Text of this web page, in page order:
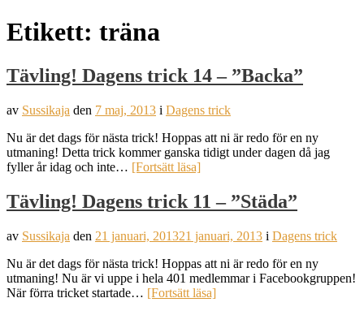
Etikett: träna
Tävling! Dagens trick 14 – ”Backa”
av Sussikaja den 7 maj, 2013 i Dagens trick
Nu är det dags för nästa trick! Hoppas att ni är redo för en ny
utmaning! Detta trick kommer ganska tidigt under dagen då jag
fyller år idag och inte… [Fortsätt läsa]
Tävling! Dagens trick 11 – ”Städa”
av Sussikaja den 21 januari, 201321 januari, 2013 i Dagens trick
Nu är det dags för nästa trick! Hoppas att ni är redo för en ny
utmaning! Nu är vi uppe i hela 401 medlemmar i Facebookgruppen!
När förra tricket startade… [Fortsätt läsa]